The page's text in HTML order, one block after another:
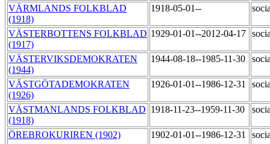
VÄRMLANDS FOLKBLAD
(1918)
1918-05-01--
VÄSTERBOTTENS FOLKBLAD
(1917)
1929-01-01--2012-04-17
VÄSTERVIKSDEMOKRATEN
(1944)
1944-08-18--1985-11-30
VÄSTGÖTADEMOKRATEN
(1926)
1926-01-01--1986-12-31
VÄSTMANLANDS FOLKBLAD
(1918)
1918-11-23--1959-11-30
ÖREBROKURIREN (1902) 1902-01-01--1986-12-31